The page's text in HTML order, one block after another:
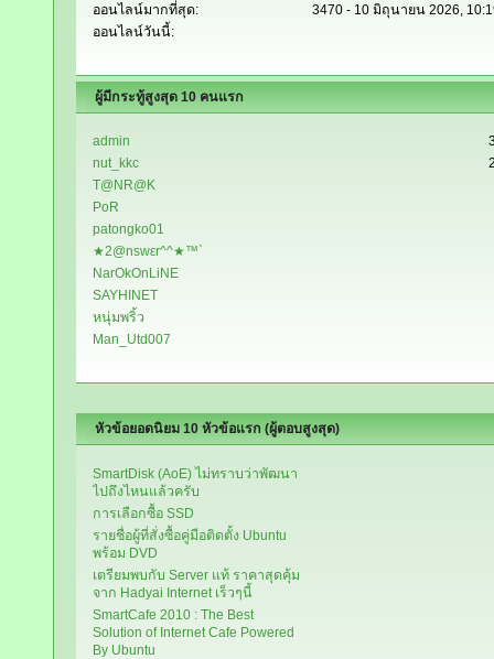
ออนไลน์มากที่สุด:
3470 - 10 มิถุนายน 2026,
ออนไลน์วันนี้:
ผู้มีกระทู้สูงสุด 10 คนแรก
admin
nut_kkc
T@NR@K
PoR
patongko01
★2@nswεr^^★™`
NarOkOnLiNE
SAYHINET
หนุ่มพริ้ว
Man_Utd007
หัวข้อยอดนิยม 10 หัวข้อแรก (ผู้ตอบสูงสุด)
SmartDisk (AoE) ไม่ทราบว่าพัฒนา
ไปถึงไหนแล้วครับ
การเลือกซื้อ SSD
รายชื่อผู้ที่สั่งซื้อคู่มือติดตั้ง Ubuntu
พร้อม DVD
เตรียมพบกับ Server แท้ ราคาสุดคุ้ม
จาก Hadyai Internet เร็วๆนี้
SmartCafe 2010 : The Best
Solution of Internet Cafe Powered
By Ubuntu